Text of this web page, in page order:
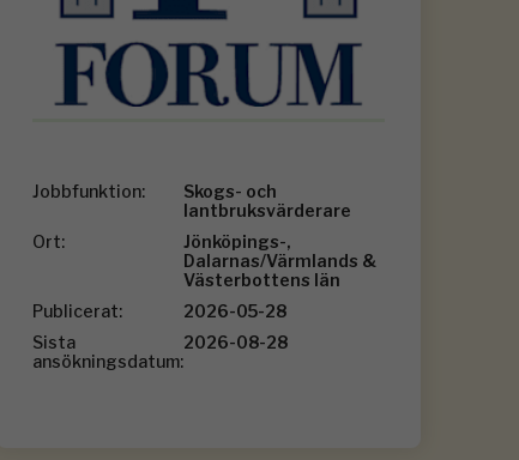
Jobbfunktion:
Skogs- och
lantbruksvärderare
Ort:
Jönköpings-,
Dalarnas/Värmlands &
Västerbottens län
Publicerat:
2026-05-28
Sista
ansökningsdatum:
2026-08-28